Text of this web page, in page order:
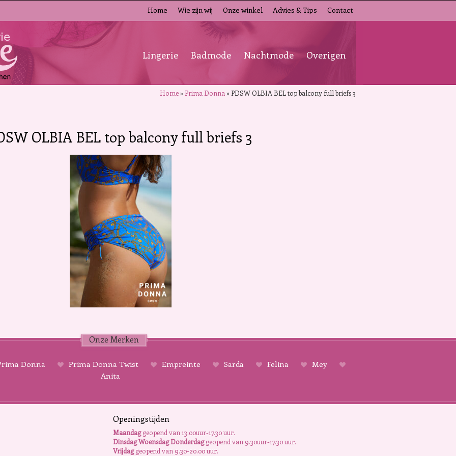
Home Wie zijn wij Onze winkel Advies & Tips Contact
Lingerie Badmode Nachtmode Overigen
Home»Prima Donna »PDSW OLBIA BEL top balcony full briefs 3
OLBIA BEL top balcony full briefs 3
Onze Merken
Donna Prima Donna Twist Empreinte Sarda Felina
Mey
Anita
Openingstijden
Maandaggeopend van 13.00uur-17.30 uur.
Dinsdag Woensdag Donderdaggeopend van 9.30uur-17.30 uur.
Vrijdaggeopend van 9.30-20.00 uur.